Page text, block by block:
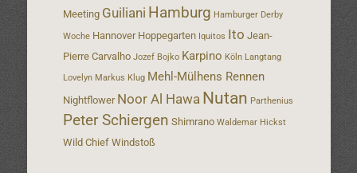
Meeting Guiliani Hamburg Hamburger Derby
Woche Hannover Hoppegarten Iquitos Ito Jean-
Pierre Carvalho Jozef Bojko Karpino Köln Langtang
Lovelyn Markus Klug Mehl-Mülhens Rennen
Nightflower Noor Al Hawa Nutan Parthenius
Peter Schiergen Shimrano Waldemar Hickst
Wild Chief Windstoß